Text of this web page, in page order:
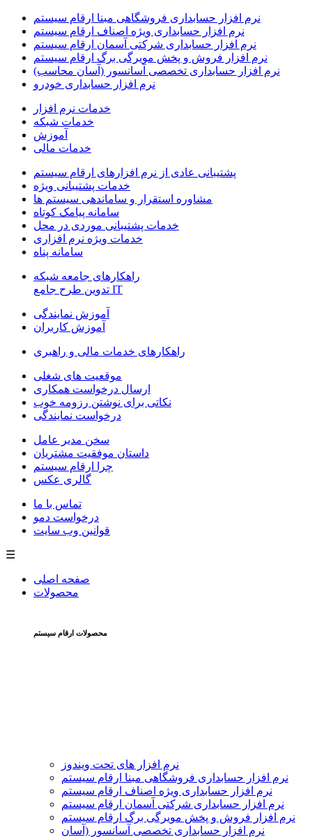
نرم افزار حسابداری فروشگاهی مبنا ارقام سیستم
نرم افزار حسابداری ویژه اصناف ارقام سیستم
نرم افزار حسابداری شرکتی آسمان ارقام سیستم
نرم افزار فروش و پخش مویرگی برگ ارقام سیستم
نرم افزار حسابداری تخصصی آسانسور (آسان محاسب)
نرم افزار حسابداری خودرو
خدمات نرم افزار
خدمات شبکه
آموزش
خدمات مالی
پشتیبانی عادی از نرم افزارهای ارقام سیستم
خدمات پشتیبانی ویژه
مشاوره استقرار و ساماندهی سیستم ها
سامانه پیامک کوتاه
خدمات پشتیبانی موردی در محل
خدمات ویژه نرم افزاری
سامانه پناه
راهکارهای جامعه شبکه
IT تدوین طرح جامع
آموزش نمایندگی
آموزش کاربران
راهکارهای خدمات مالی و راهبری
موقعیت های شغلی
ارسال درخواست همکاری
نکاتی برای نوشتن رزومه خوب
درخواست نمایندگی
سخن مدیر عامل
داستان موفقیت مشتریان
چرا ارقام سیستم
گالری عکس
تماس با ما
درخواست دمو
قوانین وب سایت
☰
صفحه اصلی
محصولات
محصولات ارقام سیستم
نرم افزار های تحت ویندوز
نرم افزار حسابداری فروشگاهی مبنا ارقام سیستم
نرم افزار حسابداری ویژه اصناف ارقام سیستم
نرم افزار حسابداری شرکتی آسمان ارقام سیستم
نرم افزار فروش و پخش مویرگی برگ ارقام سیستم
نرم افزار حسابداری تخصصی آسانسور (آسان